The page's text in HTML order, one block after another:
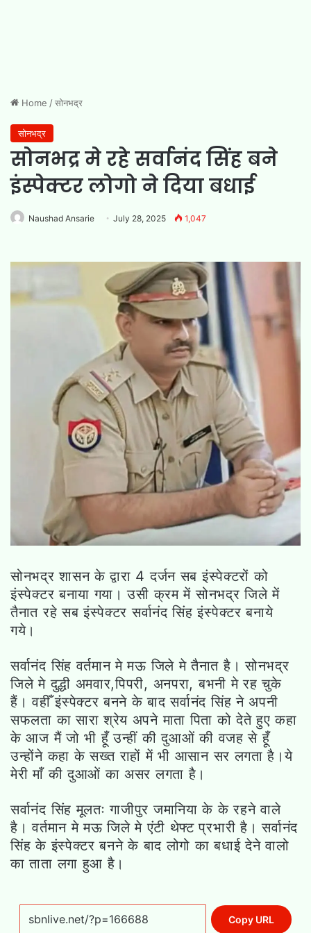
Home /सोनभद्र
सोनभद्र
सोनभद्र मे रहे सर्वानंद सिंह बने
इंस्पेक्टर लोगो ने दिया बधाई
Naushad Ansarie July 28, 2025 1,047
सोनभद्र शासन के द्वारा 4 दर्जन सब इंस्पेक्टरों को
इंस्पेक्टर बनाया गया। उसी क्रम में सोनभद्र जिले में
तैनात रहे सब इंस्पेक्टर सर्वानंद सिंह इंस्पेक्टर बनाये
गये।
सर्वानंद सिंह वर्तमान मे मऊ जिले मे तैनात है। सोनभद्र
जिले मे दुद्धी अमवार,पिपरी, अनपरा, बभनी मे रह चुके
हैं। वहीँ इंस्पेक्टर बनने के बाद सर्वानंद सिंह ने अपनी
सफलता का सारा श्रेय अपने माता पिता को देते हुए कहा
के आज मैं जो भी हूँ उन्हीं की दुआओं की वजह से हूँ
उन्होंने कहा के सख्त राहों में भी आसान सर लगता है।ये
मेरी माँ की दुआओं का असर लगता है।
सर्वानंद सिंह मूलतः गाजीपुर जमानिया के के रहने वाले
है। वर्तमान मे मऊ जिले मे एंटी थेफ्ट प्रभारी है। सर्वानंद
सिंह के इंस्पेक्टर बनने के बाद लोगो का बधाई देने वालो
का ताता लगा हुआ है।
Copy URL